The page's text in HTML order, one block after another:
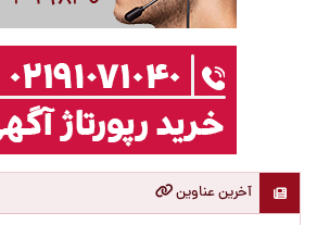
آخرین عناوین